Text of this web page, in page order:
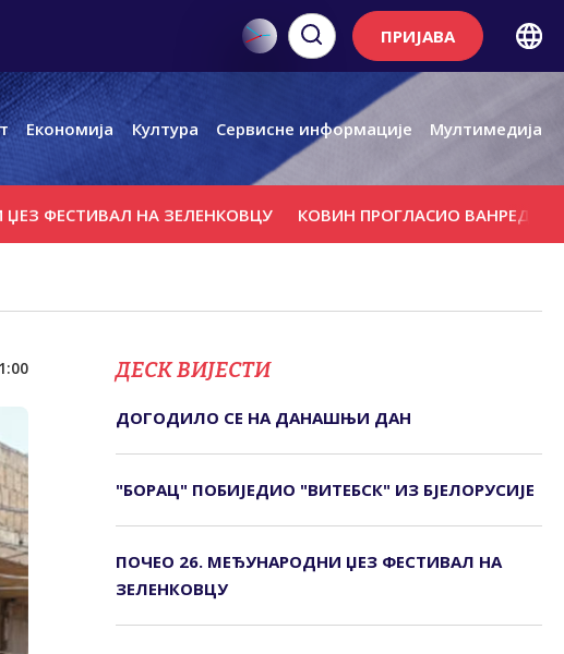
ПРИЈАВА
Економија Култура Сервисне информације Мултимедија
НА ЗЕЛЕНКОВЦУ КОВИН ПРОГЛАСИО ВАНРЕДНО СТАЊЕ
ДЕСК ВИЈЕСТИ
ДОГОДИЛО СЕ НА ДАНАШЊИ ДАН
"БОРАЦ" ПОБИЈЕДИО "ВИТЕБСК" ИЗ БЈЕЛОРУСИЈЕ
ПОЧЕО 26. МЕЂУНАРОДНИ ЏЕЗ ФЕСТИВАЛ НА
ЗЕЛЕНКОВЦУ